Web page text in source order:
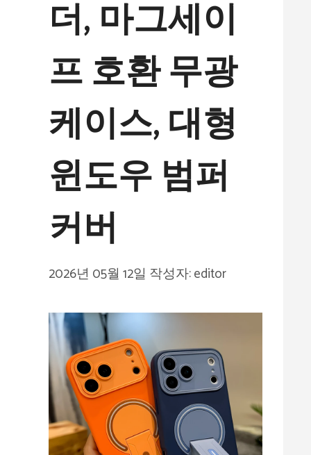
더, 마그세이
프 호환 무광
케이스, 대형
윈도우 범퍼
커버
2026년 05월 12일 작성자:editor